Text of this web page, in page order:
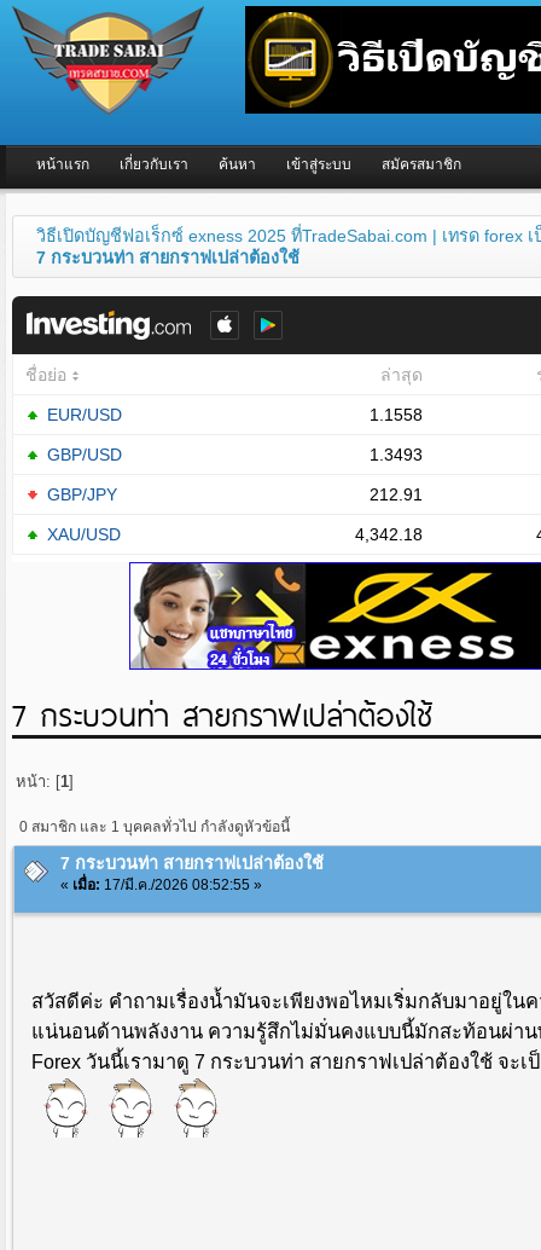
หน้าแรก เกี่ยวกับเรา ค้นหา เข้าสู่ระบบ สมัครสมาชิก
วิธีเปิดบัญชีฟอเร็กซ์ exness 2025 ที่TradeSabai.com | เทรด forex
7 กระบวนท่า สายกราฟเปล่าต้องใช้
7 กระบวนท่า สายกราฟเปล่าต้องใช้
หน้า: [1]
0 สมาชิก และ 1 บุคคลทั่วไป กำลังดูหัวข้อนี้
7 กระบวนท่า สายกราฟเปล่าต้องใช้
« เมื่อ: 17/มี.ค./2026 08:52:55 »
สวัสดีค่ะ คำถามเรื่องน้ำมันจะเพียงพอไหมเริ่มกลับมาอยู่ใ
แน่นอนด้านพลังงาน ความรู้สึกไม่มั่นคงแบบนี้มักสะท้อนผ่า
Forex วันนี้เรามาดู 7 กระบวนท่า สายกราฟเปล่าต้องใช้ จะเ